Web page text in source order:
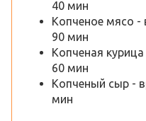
40 мин
Копченое мясо -
90 мин
Копченая
60 мин
Копченый сыр -
мин